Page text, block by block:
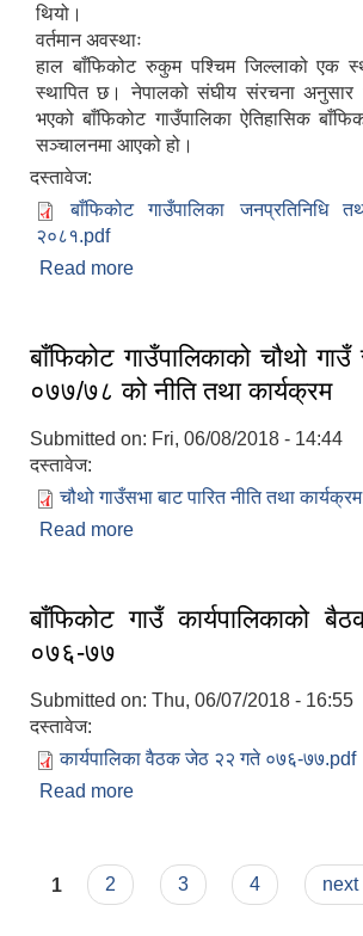
थियो।
वर्तमान अवस्थाः
हाल बाँफिकोट रुकुम पश्चिम जिल्लाको एक
स्थापित छ। नेपालको संघीय संरचना
भएको बाँफिकोट गाउँपालिका ऐतिहासिक
सञ्चालनमा आएको हो।
दस्तावेज:
बाँफिकोट गाउँपालिका जनप्रतिनिधि
२०८१.pdf
Read more
बाँफिकोट गाउँपालिकाको चौथो गाउँ
०७७/७८ को नीति तथा कार्यक्रम
Submitted on: Fri, 06/08/2018 - 14:44
दस्तावेज:
चौथो गाउँसभा बाट पारित नीति तथा
Read more
बाँफिकोट गाउँ कार्यपालिकाको
०७६-७७
Submitted on: Thu, 06/07/2018 - 16:55
दस्तावेज:
कार्यपालिका वैठक जेठ २२ गते ०७६-७७.pdf
Read more
Pages
1 2 3 4 next